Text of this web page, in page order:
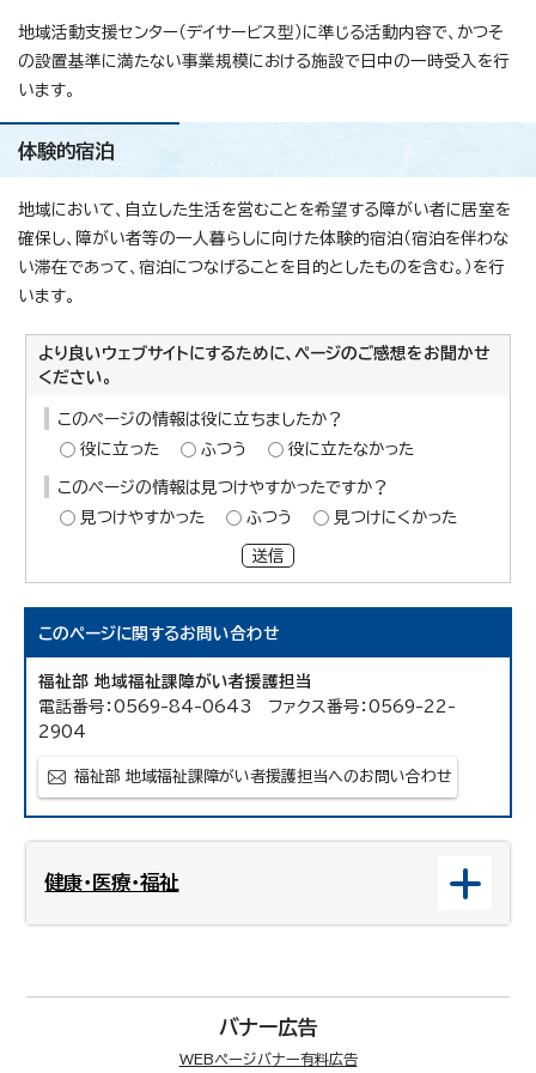
地域活動支援センター（デイサービス型）に準じる活動内容で、かつそ
の設置基準に満たない事業規模における施設で日中の一時受入を行
います。
体験的宿泊
地域において、自立した生活を営むことを希望する障がい者に居室を
確保し、障がい者等の一人暮らしに向けた体験的宿泊（宿泊を伴わな
い滞在であって、宿泊につなげることを目的としたものを含む。）を行
います。
より良いウェブサイトにするために、ページのご感想をお聞かせ
ください。
このページの情報は役に立ちましたか？
役に立った
ふつう 役に立たなかった
このページの情報は見つけやすかったですか？
見つけやすかった
ふつう 見つけにくかった
送信
このページに関するお問い合わせ
福祉部 地域福祉課障がい者援護担当
電話番号：0569-84-0643 ファクス番号：0569-22-
2904
福祉部 地域福祉課障がい者援護担当へのお問い合わせ
健康・医療・福祉
バナー広告
WEBページバナー有料広告